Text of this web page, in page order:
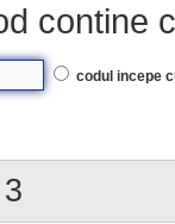
contine
codul incepe